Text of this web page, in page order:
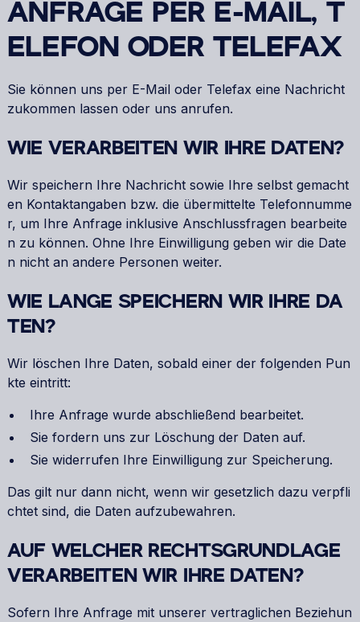
ANFRAGE PER E-MAIL, T
ELEFON ODER TELEFAX
Sie können uns per E-Mail oder Telefax eine Nachricht
zukommen lassen oder uns anrufen.
WIE VERARBEITEN WIR IHRE DATEN?
Wir speichern Ihre Nachricht sowie Ihre selbst gemacht
en Kontaktangaben bzw. die übermittelte Telefonnumme
r, um Ihre Anfrage inklusive Anschlussfragen bearbeite
n zu können. Ohne Ihre Einwilligung geben wir die Date
n nicht an andere Personen weiter.
WIE LANGE SPEICHERN WIR IHRE DA
TEN?
Wir löschen Ihre Daten, sobald einer der folgenden Pun
kte eintritt:
Ihre Anfrage wurde abschließend bearbeitet.
Sie fordern uns zur Löschung der Daten auf.
Sie widerrufen Ihre Einwilligung zur Speicherung.
Das gilt nur dann nicht, wenn wir gesetzlich dazu verpfli
chtet sind, die Daten aufzubewahren.
AUF WELCHER RECHTSGRUNDLAGE
VERARBEITEN WIR IHRE DATEN?
Sofern Ihre Anfrage mit unserer vertraglichen Beziehun